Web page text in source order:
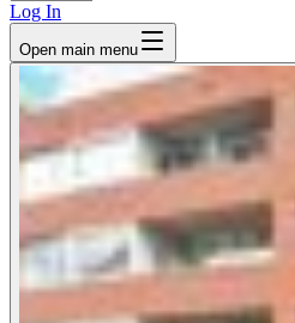
Log In
Open main menu